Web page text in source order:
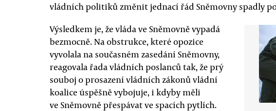
vládních politiků změnit jednací řád Sněmovny spadly
Výsledkem je, že vláda ve Sněmovně vypadá
bezmocně. Na obstrukce, které opozice
vyvolala na současném zasedání Sněmovny,
reagovala řada vládních poslanců tak, že prý
souboj o prosazení vládních zákonů vládní
koalice úspěšně vybojuje, i kdyby měli
ve Sněmovně přespávat ve spacích pytlích.